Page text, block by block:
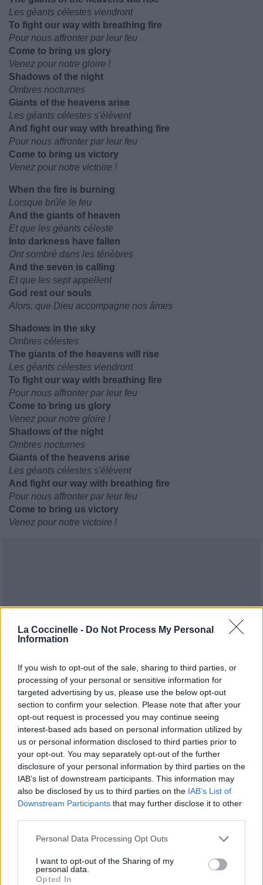
La Coccinelle - Do Not Process My Personal
Information
If you wish to opt-out of the sale, sharing to third parties, or
processing of your personal or sensitive information for
targeted advertising by us, please use the below opt-out
section to confirm your selection. Please note that after your
opt-out request is processed you may continue seeing
interest-based ads based on personal information utilized by
us or personal information disclosed to third parties prior to
your opt-out. You may separately opt-out of the further
disclosure of your personal information by third parties on the
IAB’s list of downstream participants. This information may
also be disclosed by us to third parties on the IAB’s List of
Downstream Participants that may further disclose it to other
Personal Data Processing Opt Outs
I want to opt-out of the Sharing of my
personal data.
Opted In
Les géants célestes viendront
To fight our way with breathing fire
Pour nous affronter par leur feu
Come to bring us glory
Venez pour notre gloire !
Shadows of the night
Ombres nocturnes
Giants of the heavens arise
Les géants célestes s'élèvent
And fight our way with breathing fire
Pour nous affronter par leur feu
Come to bring us victory
Venez pour notre victoire !
When the fire is burning
Lorsque brûle le feu
And the giants of heaven
Et que les géants céleste
Into darkness have fallen
Ont sombré dans les ténèbres
And the seven is calling
Et que les sept appellent
God rest our souls
Alors, que Dieu accompagne nos âmes
Shadows in the sky
Ombres célestes
The giants of the heavens will rise
Les géants célestes viendront
To fight our way with breathing fire
Pour nous affronter par leur feu
Come to bring us glory
Venez pour notre gloire !
Shadows of the night
Ombres nocturnes
Giants of the heavens arise
Les géants célestes s'élèvent
And fight our way with breathing fire
Pour nous affronter par leur feu
Come to bring us victory
Venez pour notre victoire !
Publié parTigrex-Feu d'Hiver 93201 4 4 7 le 1er mai
2024 à 8h09.
Chanteurs : Bloodbound
Albums : Rise of the Dragon Empire
Paroles + Traduction